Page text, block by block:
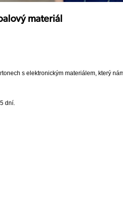
materiál
s elektronickým materiálem, který
dní.